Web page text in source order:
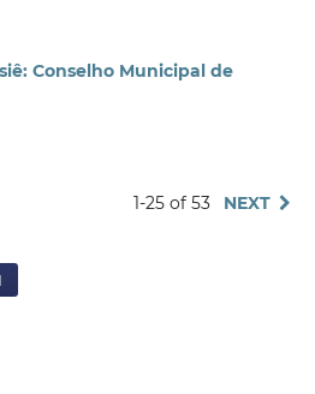
Conselho Municipal de
1-25 of 53 NEXT